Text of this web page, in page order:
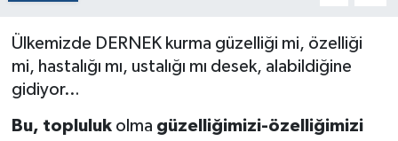
Ülkemizde DERNEK kurma güzelliği mi, özelliği
mi, hastalığı mı, ustalığı mı desek, alabildiğine
gidiyor…
Bu, topluluk olma güzelliğimizi-özelliğimizi